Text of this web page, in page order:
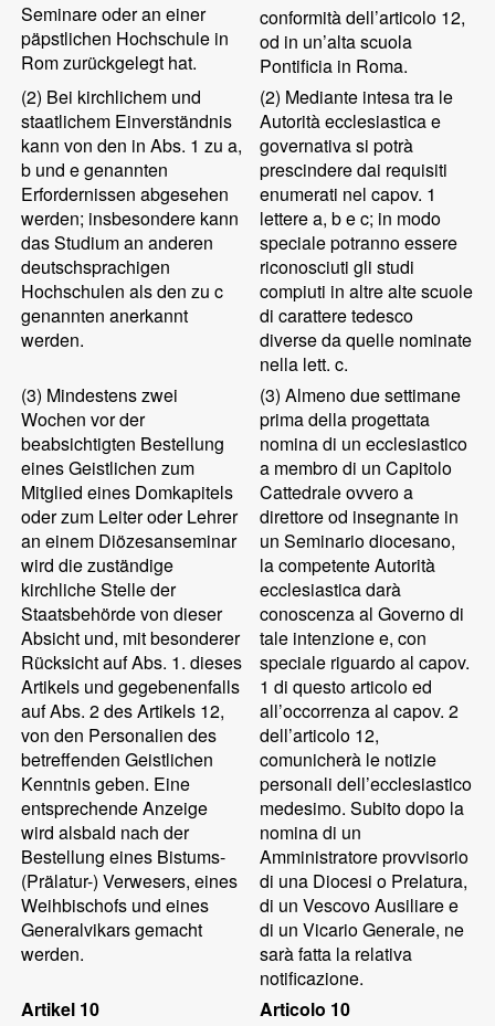
Seminare oder an einer
päpstlichen Hochschule in
Rom zurückgelegt hat.
conformità dell’articolo 12,
od in un’alta scuola
Pontificia in Roma.
(2) Bei kirchlichem und
staatlichem Einverständnis
kann von den in Abs. 1 zu a,
b und e genannten
Erfordernissen abgesehen
werden; insbesondere kann
das Studium an anderen
deutschsprachigen
Hochschulen als den zu c
genannten anerkannt
werden.
(2) Mediante intesa tra le
Autorità ecclesiastica e
governativa si potrà
prescindere dai requisiti
enumerati nel capov. 1
lettere a, b e c; in modo
speciale potranno essere
riconosciuti gli studi
compiuti in altre alte scuole
di carattere tedesco
diverse da quelle nominate
nella lett. c.
(3) Mindestens zwei
Wochen vor der
beabsichtigten Bestellung
eines Geistlichen zum
Mitglied eines Domkapitels
oder zum Leiter oder Lehrer
an einem Diözesanseminar
wird die zuständige
kirchliche Stelle der
Staatsbehörde von dieser
Absicht und, mit besonderer
Rücksicht auf Abs. 1. dieses
Artikels und gegebenenfalls
auf Abs. 2 des Artikels 12,
von den Personalien des
betreffenden Geistlichen
Kenntnis geben. Eine
entsprechende Anzeige
wird alsbald nach der
Bestellung eines Bistums-
(Prälatur-) Verwesers, eines
Weihbischofs und eines
Generalvikars gemacht
werden.
(3) Almeno due settimane
prima della progettata
nomina di un ecclesiastico
a membro di un Capitolo
Cattedrale ovvero a
direttore od insegnante in
un Seminario diocesano,
la competente Autorità
ecclesiastica darà
conoscenza al Governo di
tale intenzione e, con
speciale riguardo al capov.
1 di questo articolo ed
all’occorrenza al capov. 2
dell’articolo 12,
comunicherà le notizie
personali dell’ecclesiastico
medesimo. Subito dopo la
nomina di un
Amministratore provvisorio
di una Diocesi o Prelatura,
di un Vescovo Ausiliare e
di un Vicario Generale, ne
sarà fatta la relativa
notificazione.
Artikel 10
Articolo 10